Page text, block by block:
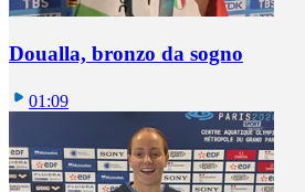
Doualla, bronzo da sogno
01:09